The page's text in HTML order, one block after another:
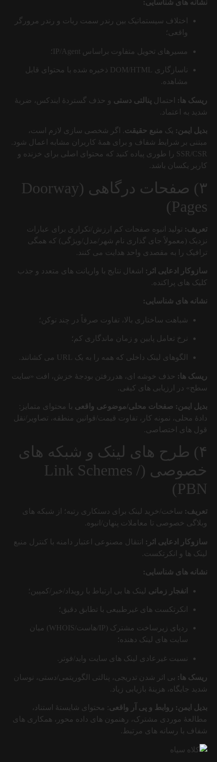
نشانه های شناسایی:
اختلاف سیستماتیک بین رندر سمت ربات و رندر مرورگر
واقعی؛
مسیرهای تحویل متفاوت براساس IP/Agent؛
ناسازگاری DOM/HTML ذخیره شده با محتوای قابل
مشاهده.
ریسک ها: احتمال پنالتی دستی و حذف گستردهٔ ایندکس، ضربهٔ
شدید به اعتماد.
بدیل ایمن: یک منبع حقیقت . اگر شخصی سازی لازم است،
مبتنی بر شرایط شفاف و برای همهٔ کاربران مشابه اعمال شود.
SSR/CSR را طوری پیاده کنید که محتوای اصلی برای خزنده و
کاربر یکسان باشد.
۳) صفحات درگاهی (Doorway
Pages)
تعریف: تولید انبوه صفحات کم ارزش/تکراری برای عبارات
نزدیک (معمولاً جای گذاری نام شهر/مدل/ویژگی) که همگی
ترافیک را به مقصدی واحد هدایت می کنند.
سازوکار ادعایی اثر:
اشغال نتایج با واریانت های متعدد و جذب
کلیک های پراکنده.
نشانه های شناسایی:
شباهت ساختاری بالا، تفاوت صرفاً در چند توکن؛
نرخ تعامل پایین و زمان ماندگاری کم؛
الگوهای لینک داخلی که همه را به یک URL می کشانند.
ریسک ها: حذف خوشه ای، هدررفتن بودجهٔ خزش، افت «سایت
سطح» در ارزیابی های کیفی.
بدیل ایمن: صفحات محلی/موضوعی واقعی با محتوای متمایز:
دادهٔ محلی، نمونه کار، تفاوت قیمت/قوانین منطقه، تصاویر/نقل
قول های اختصاصی.
۴) طرح های لینک و شبکه های
خصوصی (Link Schemes /
PBN)
تعریف: ساخت/خرید لینک برای دستکاری رتبه؛ از شبکه های
وبلاگی خصوصی تا معاملات پنهان/انبوه.
سازوکار ادعایی اثر:
انتقال مصنوعی اعتبار دامنه با کنترل منبع
لینک ها و انکرتکست.
نشانه های شناسایی:
انفجار زمانی لینک ها بی ارتباط با رویداد/خبر/کمپین؛
انکرتکست های غیرطبیعی با تطابق دقیق؛
ردپای زیرساخت مشترک (IP/هاست/WHOIS) میان
سایت های لینک دهنده؛
نسبت غیرعادی لینک های سایت واید/فوتر.
ریسک ها: بی اثر شدن تدریجی، پنالتی الگوریتمی/دستی، نوسان
شدید جایگاه، هزینهٔ بازیابی زیاد.
بدیل ایمن: روابط و پی آر واقعی: محتوای شایستهٔ استناد،
مطالعهٔ موردی مشترک، رهنمون های داده محور، همکاری های
شفاف با رسانه های مرتبط.